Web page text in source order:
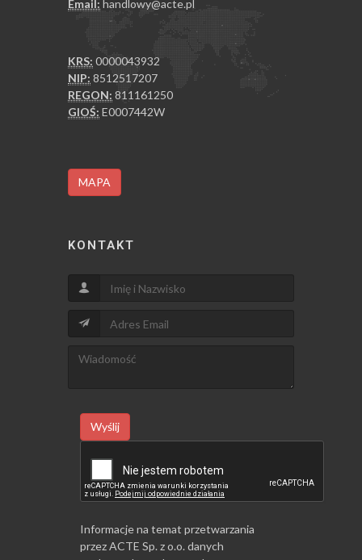
Email: handlowy@acte.pl
KRS: 0000043932
NIP: 8512517207
REGON: 811161250
GIOŚ: E0007442W
MAPA
KONTAKT
Wyślij
Informacje na temat przetwarzania
przez ACTE Sp. z o.o. danych